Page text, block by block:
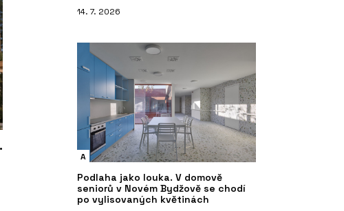
14. 7. 2026
A
Podlaha jako louka. V domově
seniorů v Novém Bydžově se chodí
po vylisovaných květinách